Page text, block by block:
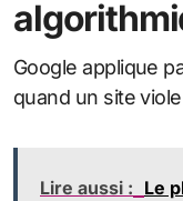
Google applique
quand un site
Lire aussi : Le